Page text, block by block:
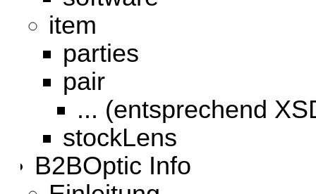
item
parties
pair
... (entsprechend
stockLens
B2BOptic Info